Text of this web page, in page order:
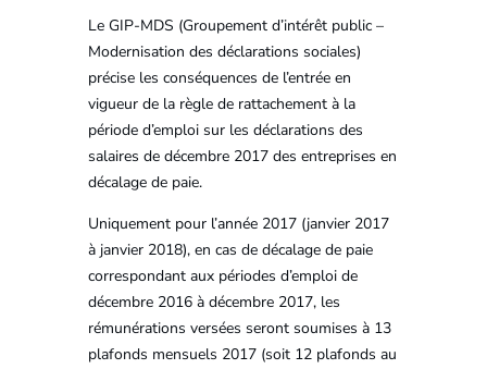
Le GIP-MDS (Groupement d’intérêt public –
Modernisation des déclarations sociales)
précise les conséquences de l’entrée en
vigueur de la règle de rattachement à la
période d’emploi sur les déclarations des
salaires de décembre 2017 des entreprises en
décalage de paie.
Uniquement pour l’année 2017 (janvier 2017
à janvier 2018), en cas de décalage de paie
correspondant aux périodes d’emploi de
décembre 2016 à décembre 2017, les
rémunérations versées seront soumises à 13
plafonds mensuels 2017 (soit 12 plafonds au